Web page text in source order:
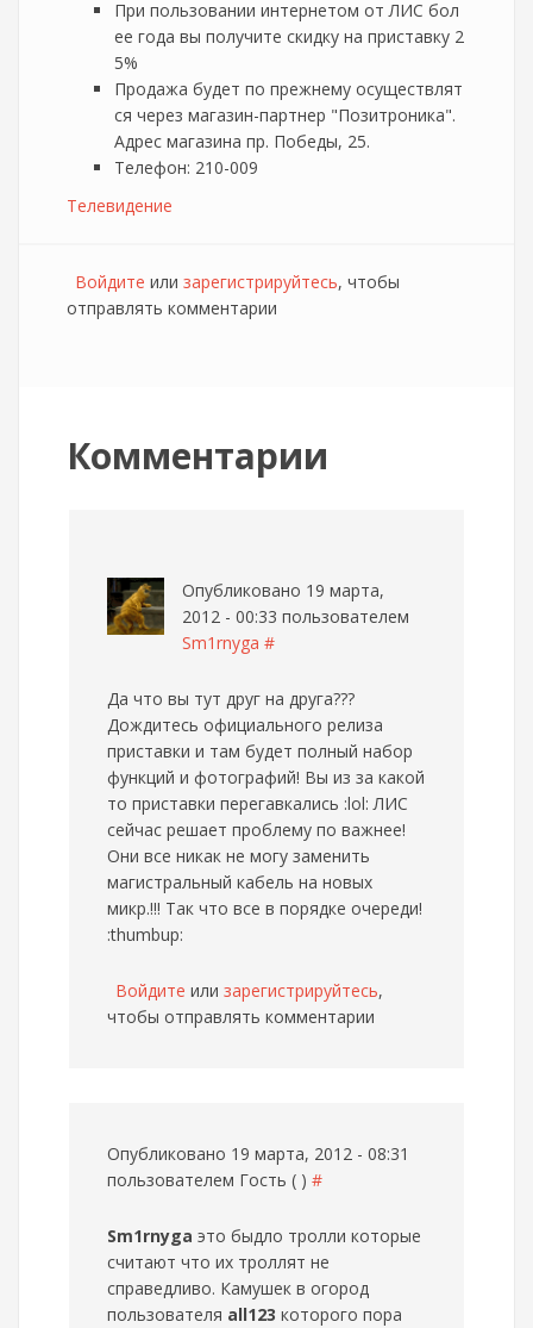
При пользовании интернетом от ЛИС бол
ее года вы получите скидку на приставку 2
5%
Продажа будет по прежнему осуществлят
ся через магазин-партнер "Позитроника".
Адрес магазина пр. Победы, 25.
Телефон: 210-009
Телевидение
Войдите или зарегистрируйтесь, чтобы
отправлять комментарии
Комментарии
Опубликовано 19 марта,
2012 - 00:33 пользователем
Sm1rnyga #
Да что вы тут друг на друга???
Дождитесь официального релиза
приставки и там будет полный набор
функций и фотографий! Вы из за какой
то приставки перегавкались :lol: ЛИС
сейчас решает проблему по важнее!
Они все никак не могу заменить
магистральный кабель на новых
микр.!!! Так что все в порядке очереди!
:thumbup:
Войдите или зарегистрируйтесь,
чтобы отправлять комментарии
Опубликовано 19 марта, 2012 - 08:31
пользователем Гость ( ) #
Sm1rnyga это быдло тролли которые
считают что их троллят не
справедливо. Камушек в огород
пользователя all123 которого пора